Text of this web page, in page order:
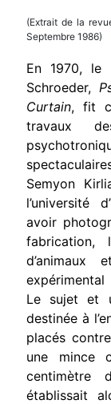
(Extrait de la
Septembre 1986)
En 1970, le
Schroeder,
Curtain, fit
travaux
Semyon
l’université
avoir
d’animaux
expérimental
Le sujet et
destinée à
placés
une mince
centimètre
établissait